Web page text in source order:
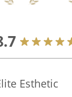
Esthetic